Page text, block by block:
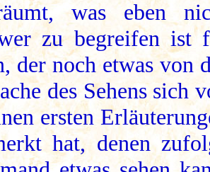
was eben
zu begreifen ist
der noch etwas von
des Sehens sich
ersten
hat, denen